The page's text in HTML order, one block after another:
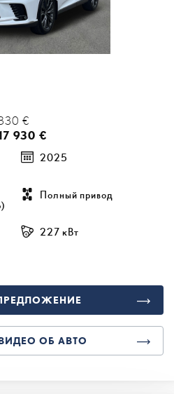
€
930 €
2025
Полный привод
227 кВт
ОБ АВТО